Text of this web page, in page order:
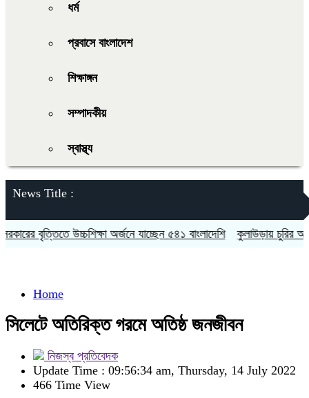
ধর্ম
প্রবাসে বাংলাদেশ
শিক্ষাঙ্গন
সম্পাদকীয়
স্বাস্থ্য
News Title :
বৃত্তিতে উচ্চশিক্ষা অর্জনে যাচ্ছেন ৫৪১ বাংলাদেশি কুলাউড়ায় চুরির
Home
সিলেটে অতিরিক্ত গরমে অতিষ্ঠ জনজীবন
নিজস্ব প্রতিবেদক
Update Time : 09:56:34 am, Thursday, 14 July 2022
466 Time View